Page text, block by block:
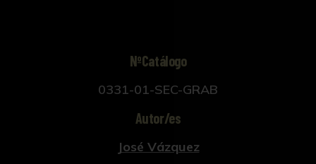
NºCatálogo
0331-01-SEC-GRAB
Autor/es
José Vázquez